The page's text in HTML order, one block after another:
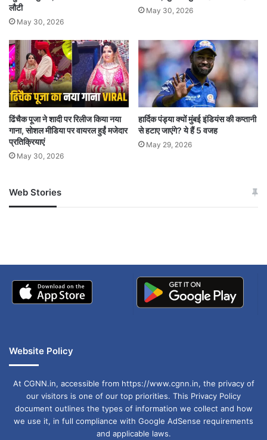
लौटी
May 30, 2026
May 30, 2026
ढिंचैक पूजा ने शादी पर रिलीज किया नया
गाना, सोशल मीडिया पर वायरल हुईं मजेदार
प्रतिक्रियाएं
May 30, 2026
हार्दिक पंड्या क्यों मुंबई इंडियंस की कप्तानी
से हटाए जाएंगे? ये हैं 5 वजह
May 29, 2026
Web Stories
जम्मू-कश्मीर में बारिश से
अपडेट
खाई में धक्का… आरोपियों ने
Website Policy
At CGNN.in, accessible from https://www.cgnn.in, the privacy of
our visitors is one of our top priorities. This Privacy Policy
document outlines the types of information we collect and how
we use it, in full compliance with Google AdSense requirements
and applicable laws.